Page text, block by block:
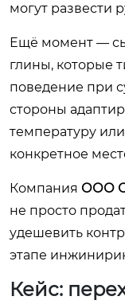
могут развести
Ещё момент —
глины, которые
поведение при
стороны
температуру
конкретное
Компания ООО
не просто
удешевить
этапе
Кейс: